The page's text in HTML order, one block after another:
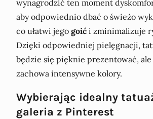
wynagrodzić ten moment
aby odpowiednio dbać o świeżo
co ułatwi jego goić i zminimalizuje
Dzięki odpowiedniej pielęgnacji,
będzie się pięknie prezentować, ale
zachowa intensywne kolory.
Wybierając idealny
galeria z Pinterest